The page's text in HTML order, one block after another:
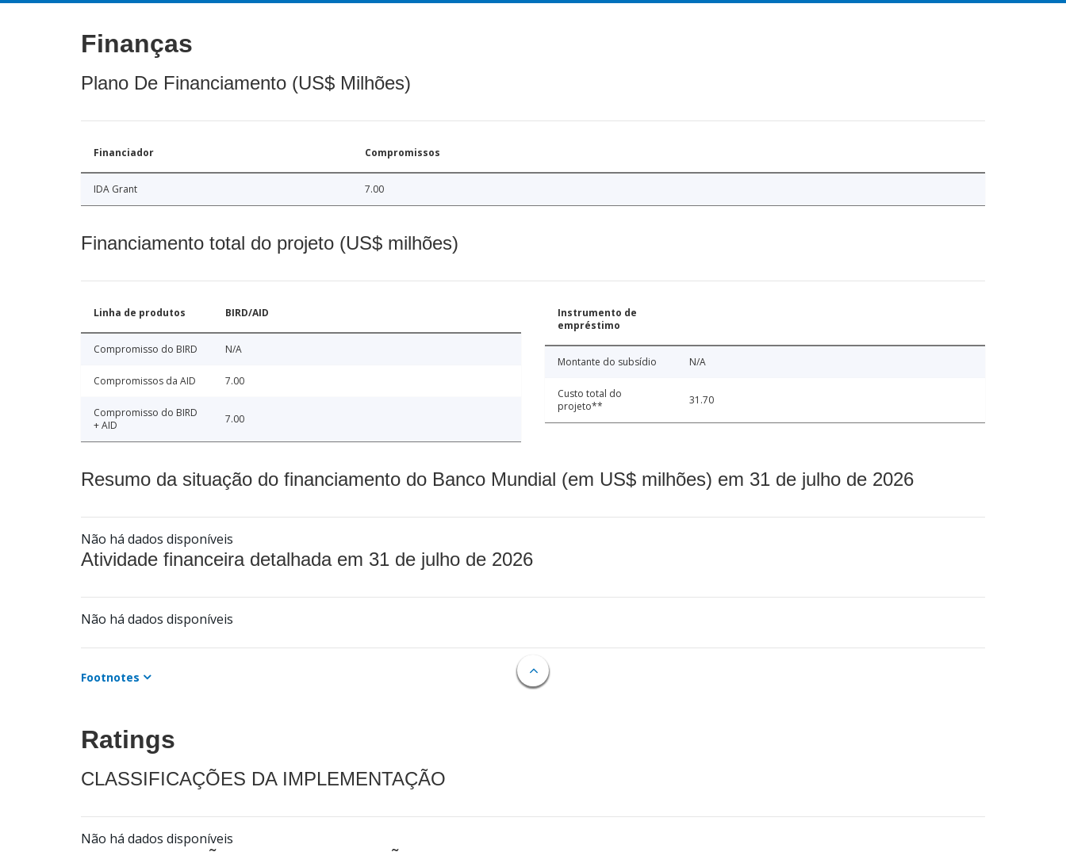
Finanças
Plano De Financiamento (US$ Milhões)
Financiador Compromissos
IDA Grant 7.00
Financiamento total do projeto (US$ milhões)
Linha de produtos BIRD/AID
Compromisso do BIRD N/A
Compromissos da AID 7.00
Compromisso do BIRD
+ AID
7.00
Instrumento de
empréstimo
Montante do subsídio N/A
Custo total do
projeto**
31.70
Resumo da situação do financiamento do Banco Mundial (em US$ milhões) em 31 de julho de 2026
Não há dados disponíveis
Atividade financeira detalhada em 31 de julho de 2026
Não há dados disponíveis
Footnotes
Ratings
CLASSIFICAÇÕES DA IMPLEMENTAÇÃO
Não há dados disponíveis